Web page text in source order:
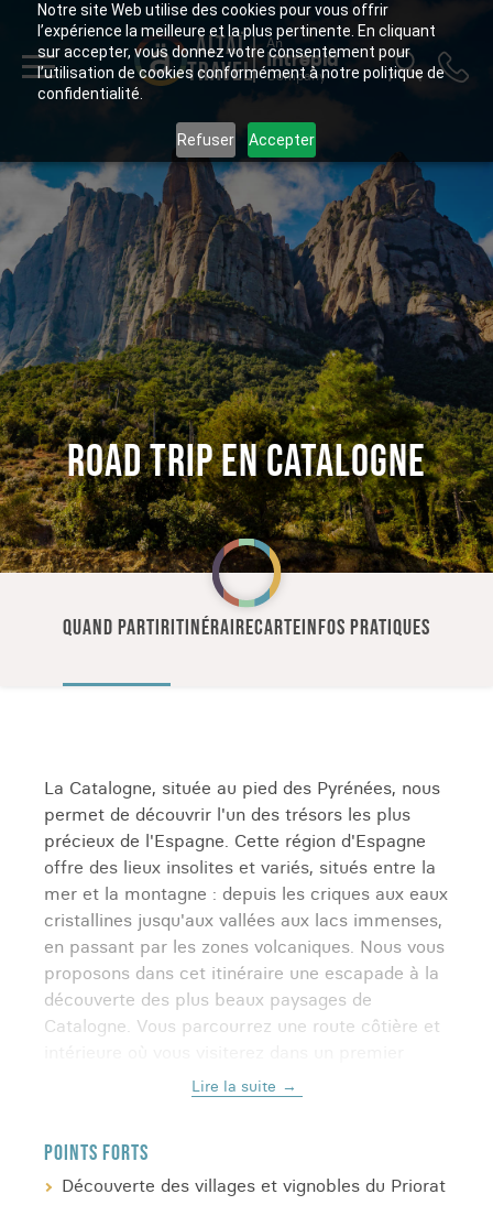
Notre site Web utilise des cookies pour vous offrir
l’expérience la meilleure et la plus pertinente. En cliquant
sur accepter, vous donnez votre consentement pour
l’utilisation de cookies conformément à notre politique de
confidentialité.
Refuser Accepter
ALTAÏ
TRAVEL
An
Intrepid
Company
ROAD TRIP EN CATALOGNE
QUAND PARTIRITINÉRAIRECARTEINFOS PRATIQUES
La Catalogne, située au pied des Pyrénées, nous
permet de découvrir l'un des trésors les plus
précieux de l'Espagne. Cette région d'Espagne
offre des lieux insolites et variés, situés entre la
mer et la montagne : depuis les criques aux eaux
cristallines jusqu'aux vallées aux lacs immenses,
en passant par les zones volcaniques. Nous vous
proposons dans cet itinéraire une escapade à la
découverte des plus beaux paysages de
Catalogne. Vous parcourrez une route côtière et
temps la ville moderniste et avant-gardiste de
catalane.Découvrez la richesse du patrimoine et
de la culture Espagnole pendant votre voyage!
Lire la suite
POINTS FORTS
Découverte des villages et vignobles du Priorat